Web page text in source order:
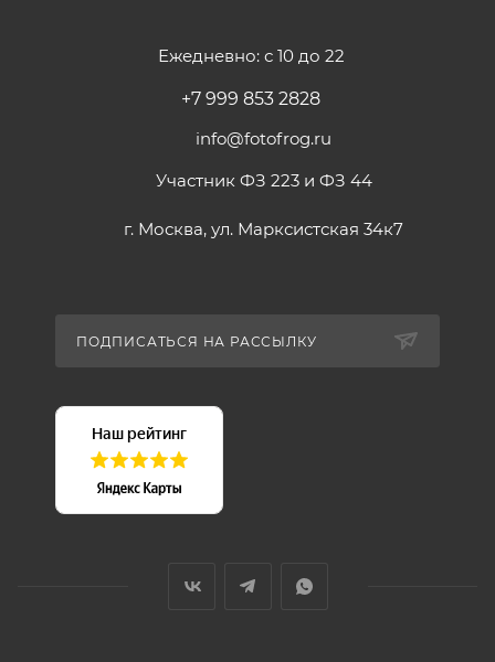
Ежедневно: с 10 до 22
+7 999 853 2828
info@fotofrog.ru
Участник ФЗ 223 и ФЗ 44
г. Москва, ул. Марксистская 34к7
ПОДПИСАТЬСЯ НА РАССЫЛКУ